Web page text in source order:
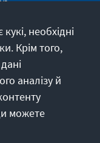
необхідні
Крім того,
аналізу й
можете